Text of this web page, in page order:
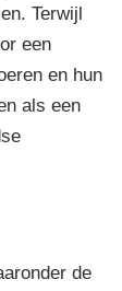
Terwijl
een
en hun
als een
de